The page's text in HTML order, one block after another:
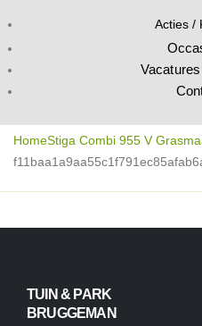
Acties /
HomeStiga Combi 955 V
TUIN & PARK
BRUGGEMAN